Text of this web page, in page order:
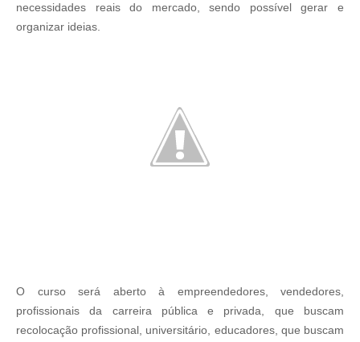
necessidades reais do mercado, sendo possível gerar e
organizar ideias.
O curso será aberto à empreendedores, vendedores,
profissionais da carreira pública e privada, que buscam
recolocação profissional, universitário, educadores, que buscam